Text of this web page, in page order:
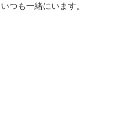
つも一緒にいます。